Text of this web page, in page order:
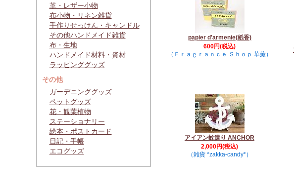
革・レザー小物
布小物・リネン雑貨
手作りせっけん・キャンドル
その他ハンドメイド雑貨
布・生地
ハンドメイド材料・資材
ラッピンググッズ
その他
ガーデニンググッズ
ペットグッズ
花・観葉植物
ステーショナリー
絵本・ポストカード
日記・手帳
エコグッズ
papier d'armenie(紙香)
600円(税込)
（Ｆｒａｇｒａｎｃｅ Ｓｈｏｐ 華薫）
アイアン蚊遣り ANCHOR
2,000円(税込)
（雑貨 *zakka-candy*）